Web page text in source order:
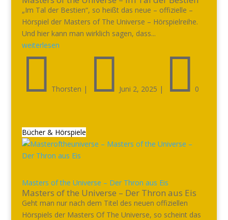
„Im Tal der Bestien“, so heißt das neue – offizielle –
Hörspiel der Masters of The Universe – Hörspielreihe.
Und hier kann man wirklich sagen, dass...
weiterlesen
 Thorsten |  Juni 2, 2025 |  0
Bücher & Hörspiele
Masters of the Universe – Der Thron aus Eis
Masters of the Universe – Der Thron aus Eis
Geht man nur nach dem Titel des neuen offiziellen
Hörspiels der Masters Of The Universe, so scheint das